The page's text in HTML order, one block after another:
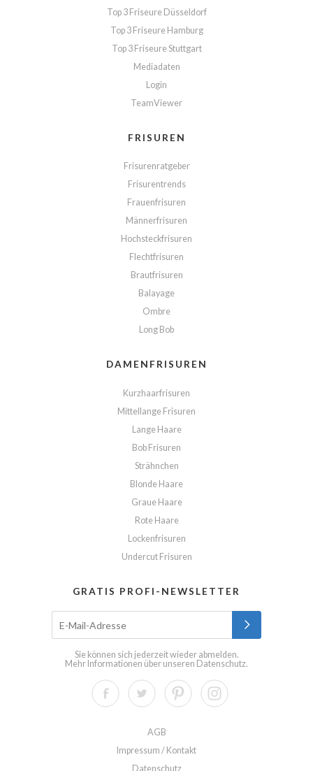
Top 3 Friseure Düsseldorf
Top 3 Friseure Hamburg
Top 3 Friseure Stuttgart
Mediadaten
Login
TeamViewer
FRISUREN
Frisurenratgeber
Frisurentrends
Frauenfrisuren
Männerfrisuren
Hochsteckfrisuren
Flechtfrisuren
Brautfrisuren
Balayage
Ombre
Long Bob
DAMENFRISUREN
Kurzhaarfrisuren
Mittellange Frisuren
Lange Haare
Bob Frisuren
Strähnchen
Blonde Haare
Graue Haare
Rote Haare
Lockenfrisuren
Undercut Frisuren
GRATIS PROFI-NEWSLETTER
Sie können sich jederzeit wieder abmelden.
Mehr Informationen über unseren Datenschutz.
AGB
Impressum / Kontakt
Datenschutz